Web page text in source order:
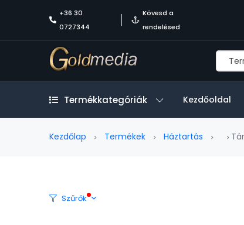
+36 30
0727344
Kövesd a
rendelésed
Termékkategóriák Kezdőoldal
Kezdőlap Termékek Háztartás
Szűrők